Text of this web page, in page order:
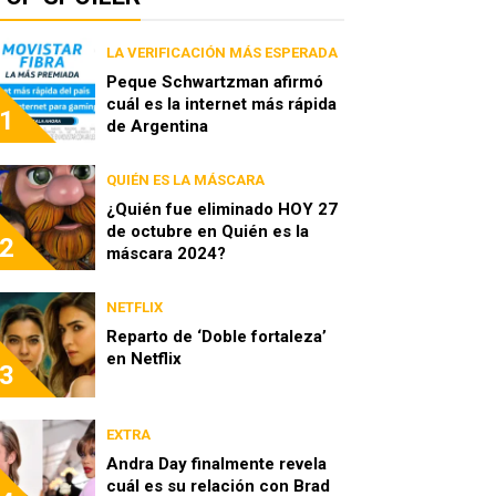
1
LA VERIFICACIÓN MÁS ESPERADA
Peque Schwartzman afirmó
cuál es la internet más rápida
de Argentina
2
QUIÉN ES LA MÁSCARA
¿Quién fue eliminado HOY 27
de octubre en Quién es la
máscara 2024?
3
NETFLIX
Reparto de ‘Doble fortaleza’
en Netflix
EXTRA
Andra Day finalmente revela
cuál es su relación con Brad